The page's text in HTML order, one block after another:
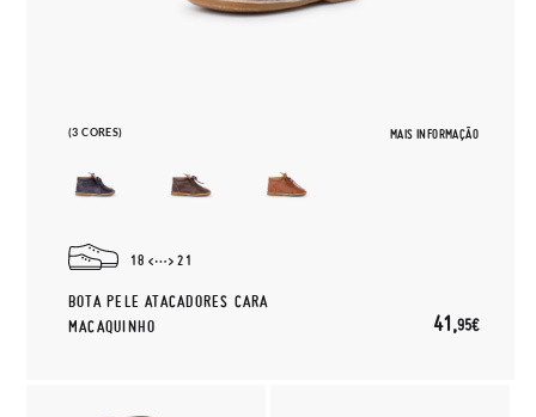
(3 CORES) MAIS INFORMAÇÃO
18 21
BOTA PELE ATACADORES CARA
MACAQUINHO
41,95€